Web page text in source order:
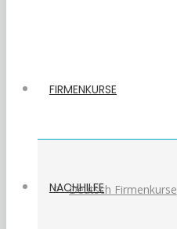
FIRMENKURSE
Deutsch Firmenkurse
NACHHILFE